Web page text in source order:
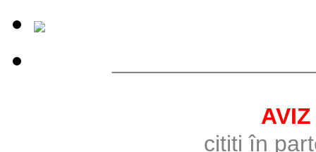
citiți în